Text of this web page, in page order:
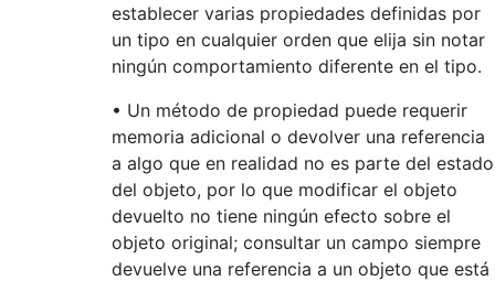
establecer varias propiedades definidas por
un tipo en cualquier orden que elija sin notar
ningún comportamiento diferente en el tipo.
• Un método de propiedad puede requerir
memoria adicional o devolver una referencia
a algo que en realidad no es parte del estado
del objeto, por lo que modificar el objeto
devuelto no tiene ningún efecto sobre el
objeto original; consultar un campo siempre
devuelve una referencia a un objeto que está